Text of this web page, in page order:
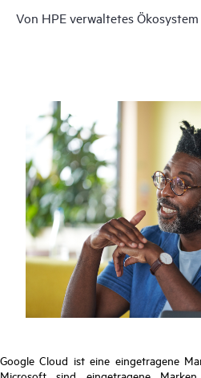
Von HPE verwaltetes Ökosystem
Google Cloud ist eine eingetragene